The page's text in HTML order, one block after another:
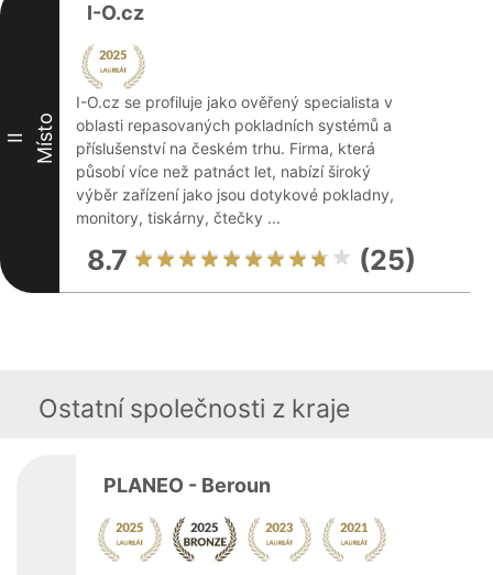
II Místo
I-O.cz
I-O.cz se profiluje jako ověřený specialista v
oblasti repasovaných pokladních systémů a
příslušenství na českém trhu. Firma, která
působí více než patnáct let, nabízí široký
výběr zařízení jako jsou dotykové pokladny,
monitory, tiskárny, čtečky ...
8.7 (25)
Ostatní společnosti z kraje
PLANEO - Beroun